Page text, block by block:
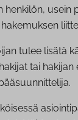
henkilön, usein
tulee lisätä
tai hakijan